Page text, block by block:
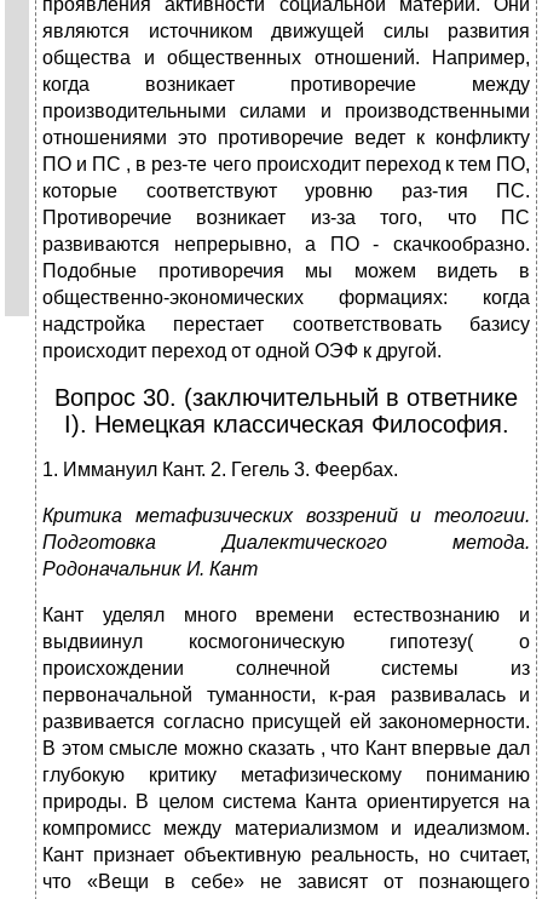
проявления активности социальной материи. Они
являются источником движущей силы развития
общества и общественных отношений. Например,
когда возникает противоречие между
производительными силами и производственными
отношениями это противоречие ведет к конфликту
ПО и ПС , в рез-те чего происходит переход к тем ПО,
которые соответствуют уровню раз-тия ПС.
Противоречие возникает из-за того, что ПС
развиваются непрерывно, а ПО - скачкообразно.
Подобные противоречия мы можем видеть в
общественно-экономических формациях: когда
надстройка перестает соответствовать базису
происходит переход от одной ОЭФ к другой.
Вопрос 30. (заключительный в ответнике
I). Немецкая классическая Философия.
1. Иммануил Кант. 2. Гегель 3. Феербах.
Критика метафизических воззрений и теологии.
Подготовка Диалектического метода.
Родоначальник И. Кант
Кант уделял много времени естествознанию и
выдвиинул космогоническую гипотезу( о
происхождении солнечной системы из
первоначальной туманности, к-рая развивалась и
развивается согласно присущей ей закономерности.
В этом смысле можно сказать , что Кант впервые дал
глубокую критику метафизическому пониманию
природы. В целом система Канта ориентируется на
компромисс между материализмом и идеализмом.
Кант признает объективную реальность, но считает,
что «Вещи в себе» не зависят от познающего